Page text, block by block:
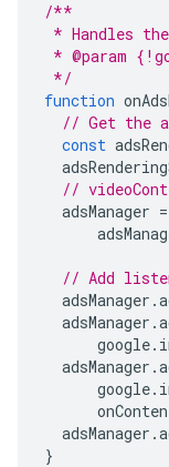
/**
* Handles
* @param
*/
function
// Get the
const
//
adsManager =
// Add
adsManager .
adsManager .
google.
adsManager .
google.
adsManager .
}